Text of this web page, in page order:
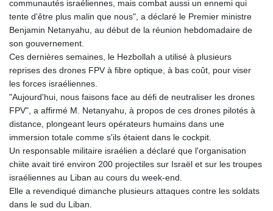
communautés israéliennes, mais combat aussi un ennemi qui
tente d'être plus malin que nous", a déclaré le Premier ministre
Benjamin Netanyahu, au début de la réunion hebdomadaire de
son gouvernement.
Ces dernières semaines, le Hezbollah a utilisé à plusieurs
reprises des drones FPV à fibre optique, à bas coût, pour viser
les forces israéliennes.
"Aujourd'hui, nous faisons face au défi de neutraliser les drones
FPV", a affirmé M. Netanyahu, à propos de ces drones pilotés à
distance, plongeant leurs opérateurs humains dans une
immersion totale comme s'ils étaient dans le cockpit.
Un responsable militaire israélien a déclaré que l'organisation
chiite avait tiré environ 200 projectiles sur Israël et sur les troupes
israéliennes au Liban au cours du week-end.
Elle a revendiqué dimanche plusieurs attaques contre les soldats
dans le sud du Liban.